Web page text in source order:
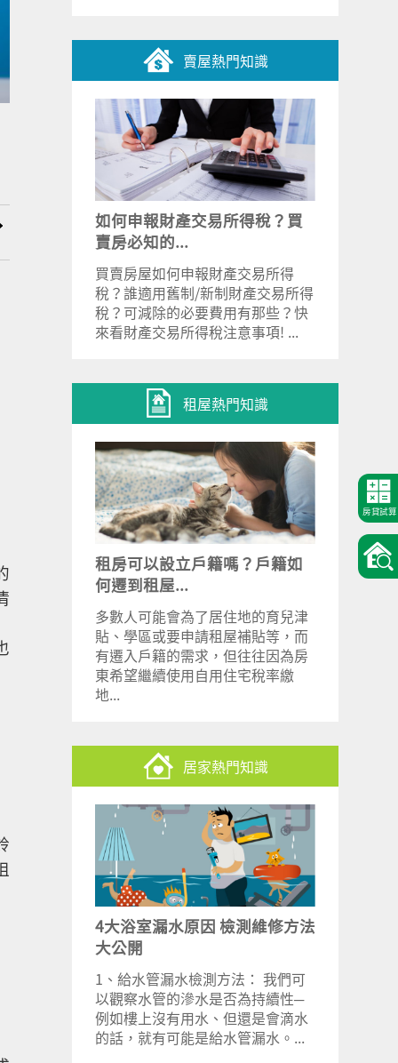
房貸試算
賣屋熱門知識
如何申報財產交易所得稅？買
賣房必知的...
買賣房屋如何申報財產交易所得
稅？誰適用舊制/新制財產交易所得
稅？可減除的必要費用有那些？快
來看財產交易所得稅注意事項! ...
租屋熱門知識
租房可以設立戶籍嗎？戶籍如
何遷到租屋...
多數人可能會為了居住地的育兒津
貼、學區或要申請租屋補貼等，而
有遷入戶籍的需求，但往往因為房
東希望繼續使用自用住宅稅率繳
地...
居家熱門知識
4大浴室漏水原因 檢測維修方法
大公開
1、給水管漏水檢測方法： 我們可
以觀察水管的滲水是否為持續性─
例如樓上沒有用水、但還是會滴水
的話，就有可能是給水管漏水。...